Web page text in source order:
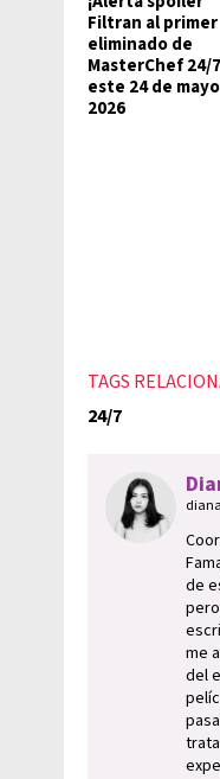
Filtran al primer
eliminado de
MasterChef 24/
este 24 de
2026
TAGS
24/7
de
me
del